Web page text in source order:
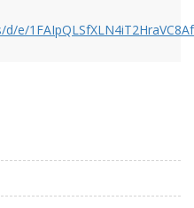
e/
Kurumu (CNR) İkili İş Birliği
Seidler de Alwis' in